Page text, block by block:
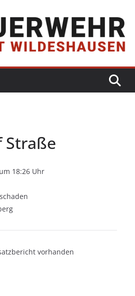
Straße
18:26 Uhr
vorhanden